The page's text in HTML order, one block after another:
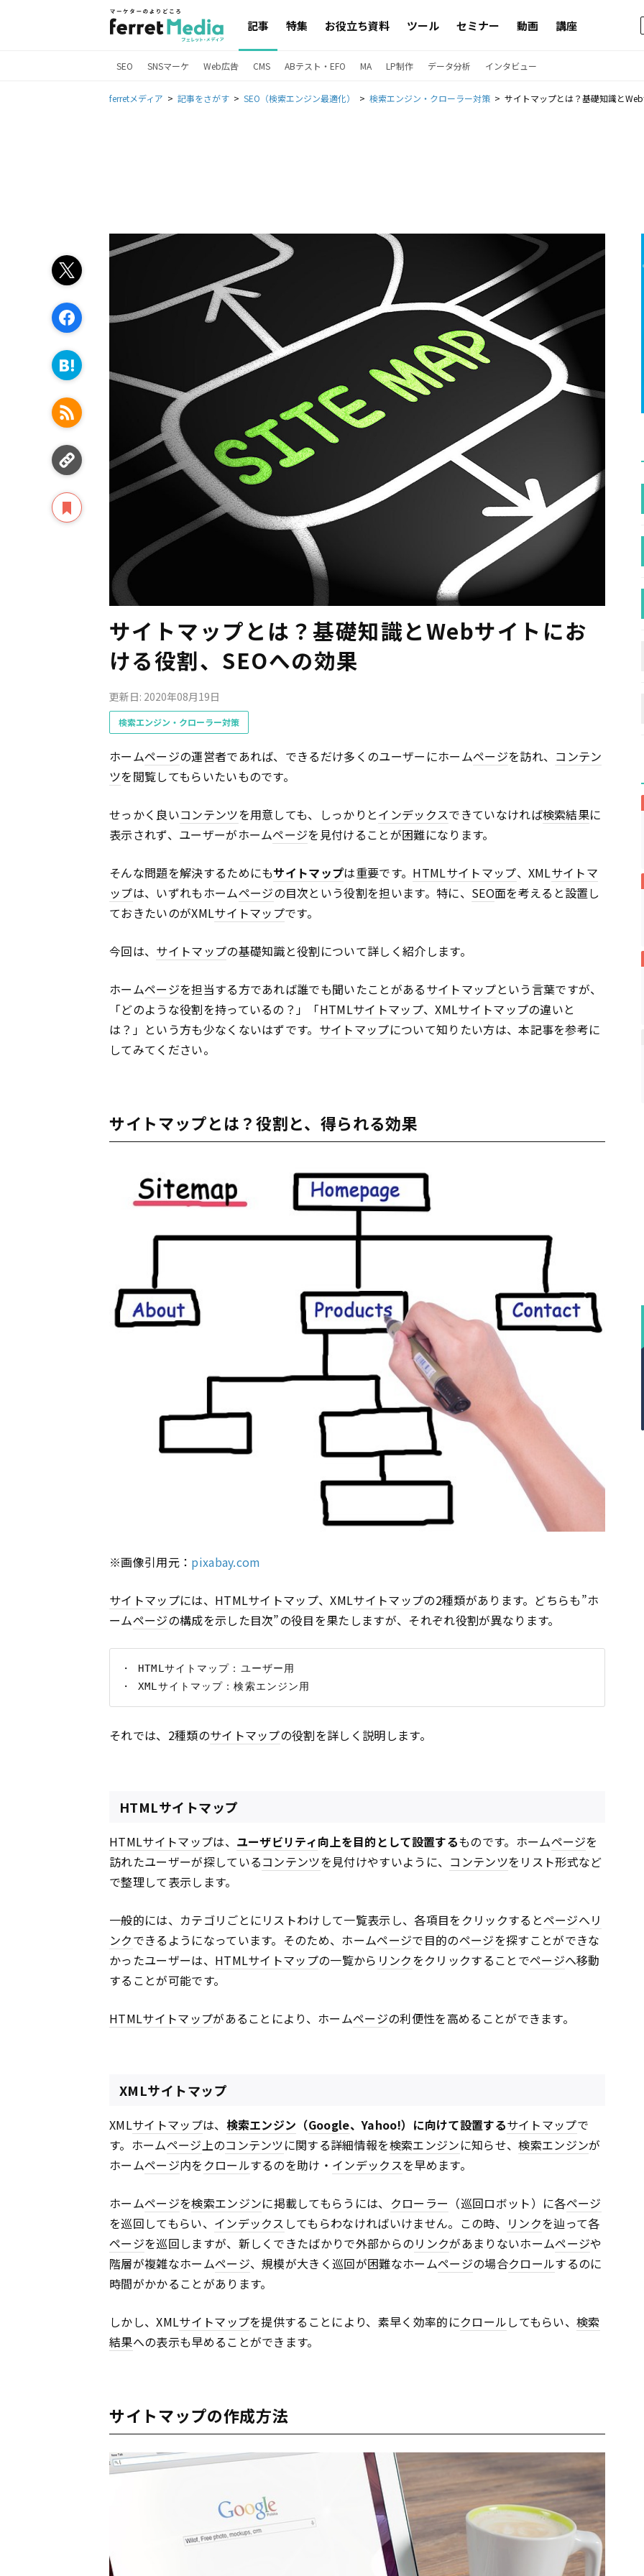
記事 特集 お役立ち資料 ツール セミナー 動画 講座
SEO SNSマーケ Web広告 CMS ABテスト・EFO MA LP制作 データ分析 インタビュー
ferretメディア 記事をさがす SEO（検索エンジン最適化） 検索エンジン・クローラー対策 サイトマップとは？基礎知識と
サイトマップとは？基礎知識とWebサイトにお
ける役割、SEOへの効果
更新日: 2020年08月19日
検索エンジン・クローラー対策
ホームページの運営者であれば、できるだけ多くのユーザーにホームページを訪れ、 コンテン
ツを閲覧してもらいたいものです。
せっかく良いコンテンツを用意しても、しっかりとインデックスできていなければ検索結果に
表示されず、ユーザーがホームページを見付けることが困難になります。
そんな問題を解決するためにもサイトマップは重要です。 HTMLサイトマップ、XMLサイトマ
ップは、いずれもホームページの目次という役割を担います。特に、 SEO面を考えると設置し
ておきたいのがXMLサイトマップです。
今回は、 サイトマップの基礎知識と役割について詳しく紹介します。
ホームページを担当する方であれば誰でも聞いたことがあるサイトマップという言葉ですが、
「どのような役割を持っているの？」「HTMLサイトマップ、XMLサイトマップの違いと
は？」という方も少なくないはずです。 サイトマップについて知りたい方は、本記事を参考に
してみてください。
サイトマップとは？役割と、得られる効果
※画像引用元： pixabay.com
サイトマップには、 HTMLサイトマップ、XMLサイトマップの2種類があります。どちらも”ホ
ームページの構成を示した目次”の役目を果たしますが、それぞれ役割が異なります。
・ HTMLサイトマップ：ユーザー用
それでは、2種類のサイトマップの役割を詳しく説明します。
HTMLサイトマップ
HTMLサイトマップは、 ユーザビリティ向上を目的として設置するものです。ホームページを
訪れたユーザーが探しているコンテンツを見付けやすいように、 コンテンツをリスト形式など
で整理して表示します。
一般的には、カテゴリごとにリストわけして一覧表示し、各項目をクリックするとページへリ
ンクできるようになっています。そのため、ホームページで目的のページを探すことができな
かったユーザーは、 HTMLサイトマップの一覧から リンクをクリックすることでページへ移動
することが可能です。
HTMLサイトマップがあることにより、ホームページの利便性を高めることができます。
XMLサイトマップ
XMLサイトマップは、 検索エンジン （Google、Yahoo!）に向けて設置するサイトマップで
す。ホームページ上のコンテンツに関する詳細情報を検索エンジンに知らせ、検索エンジンが
ホームページ内をクロールするのを助け・ インデックスを早めます。
ホームページを検索エンジンに掲載してもらうには、 クローラー （巡回ロボット）に各ページ
を巡回してもらい、 インデックス してもらわなければいけません。この時、 リンクを辿って各
ページを巡回しますが、新しくできたばかりで外部からのリンクがあまりないホームページや
階層が複雑なホームページ、規模が大きく巡回が困難なホームページの場合クロールするのに
時間がかかることがあります。
しかし、XMLサイトマップを提供することにより、素早く効率的にクロールしてもらい、検索
結果への表示も早めることができます。
サイトマップの作成方法